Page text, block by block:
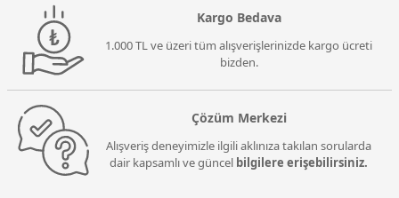
Kargo Bedava
1.000 TL ve üzeri tüm alışverişlerinizde kargo ücreti
bizden.
Çözüm Merkezi
Alışveriş deneyimizle ilgili aklınıza takılan sorularda
dair kapsamlı ve güncel bilgilere erişebilirsiniz.